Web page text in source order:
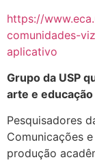
https://
comunidades-
aplicativo
Grupo da USP
arte e
Pesquisadores
Comunicações
produção